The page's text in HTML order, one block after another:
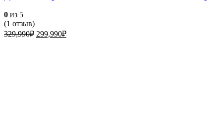
0 из 5
(1 отзыв)
329,990₽ Первоначальная
299,990₽Текущая